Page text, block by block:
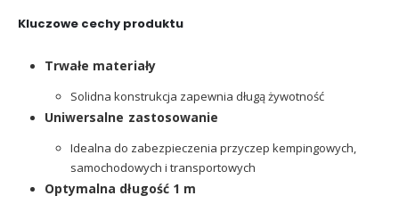
Kluczowe cechy produktu
Trwałe materiały
Solidna konstrukcja zapewnia długą żywotność
Uniwersalne zastosowanie
Idealna do zabezpieczenia przyczep kempingowych,
samochodowych i transportowych
Optymalna długość 1 m